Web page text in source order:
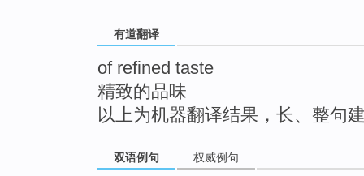
有道翻译
of refined taste
精致的品味
以上为机器翻译结果，长、整句
双语例句 权威例句